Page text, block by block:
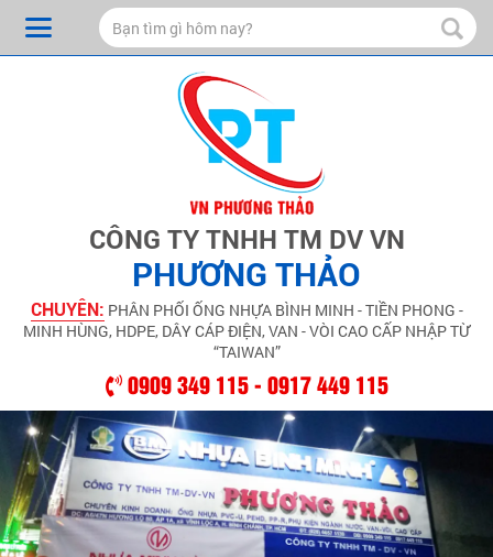
CÔNG TY TNHH TM DV VN
PHƯƠNG THẢO
CHUYÊN: PHÂN PHỐI ỐNG NHỰA BÌNH MINH - TIỀN PHONG -
MINH HÙNG, HDPE, DÂY CÁP ĐIỆN, VAN - VÒI CAO CẤP NHẬP TỪ
“TAIWAN”
0909 349 115 - 0917 449 115